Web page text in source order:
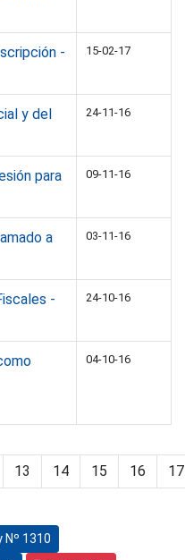
-
15-02-17
y del
24-11-16
para
09-11-16
a
03-11-16
-
24-10-16
04-10-16
13 14 15 16 17
Nº 1310